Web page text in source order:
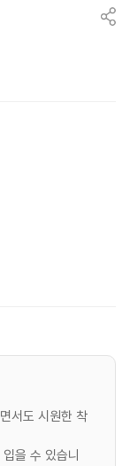
서도 시원한 착
을 수 있습니